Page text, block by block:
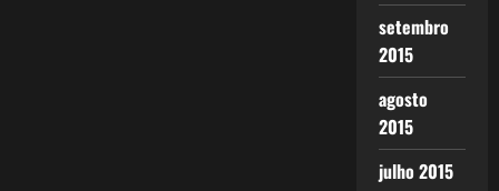
setembro
2015
agosto
2015
julho 2015